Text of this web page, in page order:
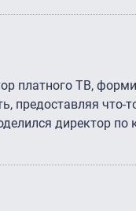
платного ТВ,
предоставляя что-
директор по